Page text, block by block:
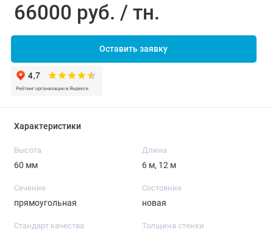
66000 руб. / тн.
Оставить заявку
Характеристики
Высота
60 мм
Длина
6 м, 12 м
Сечение
прямоугольная
Состояние
новая
Стандарт качества Толщина стенки